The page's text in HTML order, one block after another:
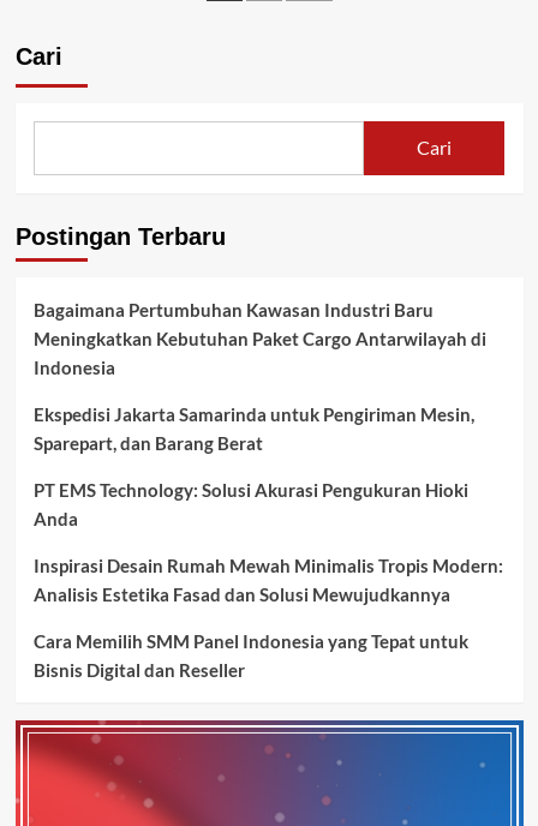
Cari
Cari
Postingan Terbaru
Bagaimana Pertumbuhan Kawasan Industri Baru
Meningkatkan Kebutuhan Paket Cargo Antarwilayah di
Indonesia
Ekspedisi Jakarta Samarinda untuk Pengiriman Mesin,
Sparepart, dan Barang Berat
PT EMS Technology: Solusi Akurasi Pengukuran Hioki
Anda
Inspirasi Desain Rumah Mewah Minimalis Tropis Modern:
Analisis Estetika Fasad dan Solusi Mewujudkannya
Cara Memilih SMM Panel Indonesia yang Tepat untuk
Bisnis Digital dan Reseller